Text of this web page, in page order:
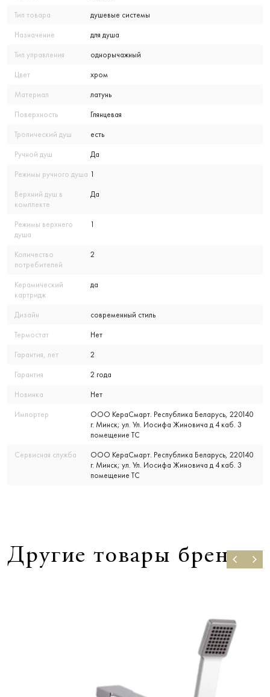
Тип товара душевые системы
Назначение для душа
Тип управления однорычажный
Цвет хром
Материал латунь
Поверхность Глянцевая
Тропический душ есть
Ручной душ Да
Режимы ручного душа 1
Верхний душ в
комплекте
Да
Режимы верхнего
душа
1
Количество
потребителей
2
Керамический
картридж
да
Дизайн современный стиль
Термостат Нет
Гарантия, лет 2
Гарантия 2 года
Новинка Нет
Импортер
ООО КераСмарт. Республика Беларусь, 220140
г. Минск; ул. Ул. Иосифа Жиновича д 4 каб. 3
помещение ТС
Сервисная служба
ООО КераСмарт. Республика Беларусь, 220140
г. Минск; ул. Ул. Иосифа Жиновича д 4 каб. 3
помещение ТС
Другие товары бренда